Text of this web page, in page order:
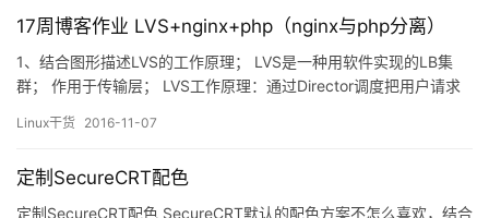
于通用硬…
17周博客作业 LVS+nginx+php（nginx与php分离）
1、结合图形描述LVS的工作原理； LVS是一种用软件实现的LB集
群； 作用于传输层； LVS工作原理：通过Director调度把用户请求
客户请求; lvs模式分为三种。 lvs-nat: 多目标的DNAT：通过将请求
Linux干货 2016-11-07
定制SecureCRT配色
定制SecureCRT配色 SecureCRT默认的配色方案不怎么喜欢，结合